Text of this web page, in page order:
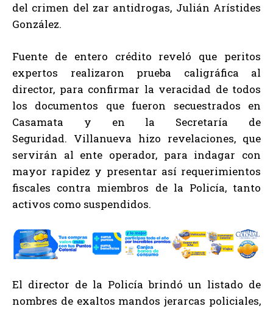
del crimen del zar antidrogas, Julián Arístides
González.
Fuente de entero crédito reveló que peritos
expertos realizaron prueba caligráfica al
director, para confirmar la veracidad de todos
los documentos que fueron secuestrados en
Casamata y en la Secretaría de
Seguridad. Villanueva hizo revelaciones, que
servirán al ente operador, para indagar con
mayor rapidez y presentar así requerimientos
fiscales contra miembros de la Policía, tanto
activos como suspendidos.
El director de la Policía brindó un listado de
nombres de exaltos mandos jerarcas policiales,